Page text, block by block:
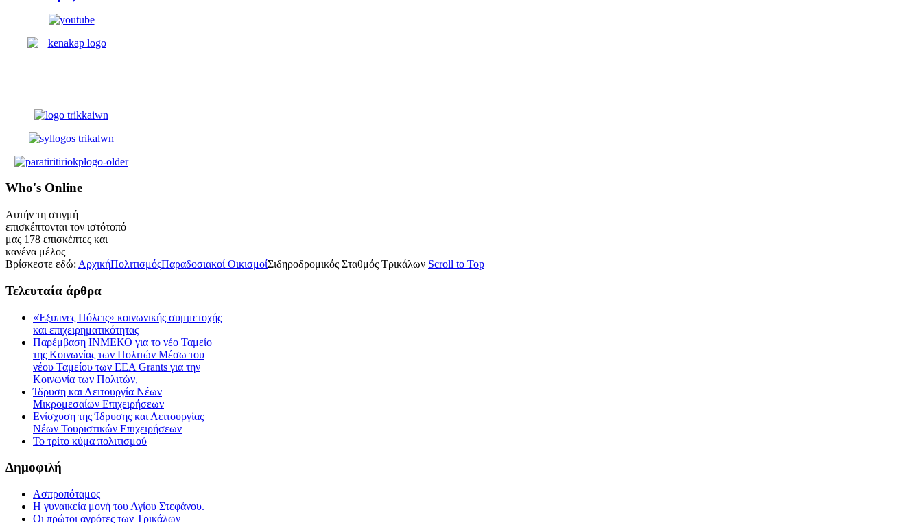
Who's Online
Αυτήν τη στιγμή
επισκέπτονται τον ιστότοπό
μας 178 επισκέπτες και
κανένα μέλος
Βρίσκεστε εδώ: ΑρχικήΠολιτισμόςΠαραδοσιακοί ΟικισμοίΣιδηροδρομικός Σταθμός Τρικάλων Scroll to Top
Τελευταία άρθρα
«Έξυπνες Πόλεις» κοινωνικής συμμετοχής
και επιχειρηματικότητας
Παρέμβαση ΙΝΜΕΚΟ για το νέο Ταμείο
της Κοινωνίας των Πολιτών Μέσω του
νέου Ταμείου των ΕΕΑ Grants για την
Κοινωνία των Πολιτών,
Ίδρυση και Λειτουργία Νέων
Μικρομεσαίων Επιχειρήσεων
Ενίσχυση της Ίδρυσης και Λειτουργίας
Νέων Τουριστικών Επιχειρήσεων
Το τρίτο κύμα πολιτισμού
Δημοφιλή
Ασπροπόταμος
Η γυναικεία μονή του Αγίου Στεφάνου.
Οι πρώτοι αγρότες των Τρικάλων